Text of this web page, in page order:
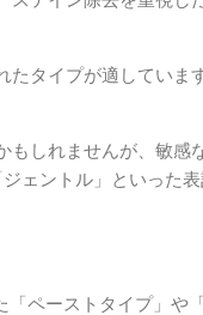
たタイプが適していま
もしれませんが、敏感
ェントル」といった
ペーストタイプ」や